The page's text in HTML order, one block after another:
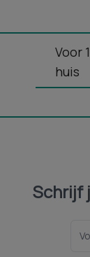
Voor
huis
Schrijf